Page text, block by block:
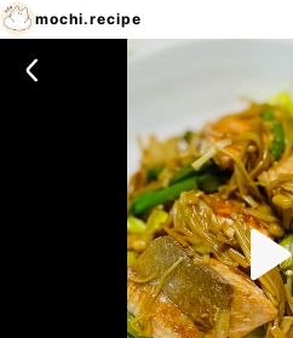
mochi.recipe